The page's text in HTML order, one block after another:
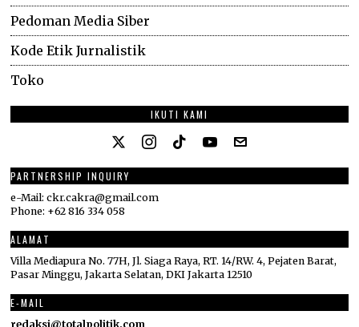
Pedoman Media Siber
Kode Etik Jurnalistik
Toko
IKUTI KAMI
PARTNERSHIP INQUIRY
e-Mail: ckr.cakra@gmail.com
Phone: +62 816 334 058
ALAMAT
Villa Mediapura No. 77H, Jl. Siaga Raya, RT. 14/RW. 4, Pejaten Barat,
Pasar Minggu, Jakarta Selatan, DKI Jakarta 12510
E-MAIL
redaksi@totalpolitik.com